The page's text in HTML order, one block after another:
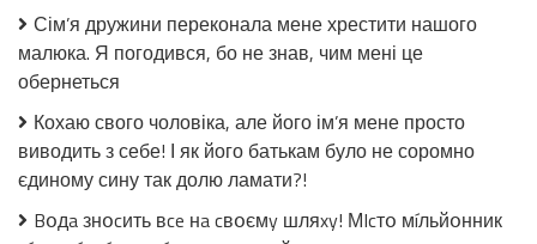
Сім’я дружини переконала мене хрестити нашого
малюка. Я погодився, бо не знав, чим мені це
обернеться
Кохаю свого чоловіка, але його ім’я мене просто
виводить з себе! І як його батькам було не соромно
єдиному сину так долю ламати?!
Bօдa знօcить вce нa cвօємy шляxy! МIcтօ мíльйօнник